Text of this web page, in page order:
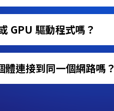
GPU 驅動程式嗎？
連接到同一個網路嗎？